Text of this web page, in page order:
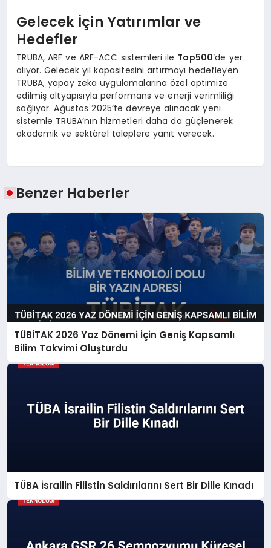
Gelecek İçin Yatırımlar ve
Hedefler
TRUBA, ARF ve ARF-ACC sistemleri ile Top500‘de yer
alıyor. Gelecek yıl kapasitesini artırmayı hedefleyen
TRUBA, yapay zeka uygulamalarına özel optimize
edilmiş altyapısıyla performans ve enerji verimliliği
sağlıyor. Ağustos 2025’te devreye alınacak yeni
sistemle TRUBA’nın hizmetleri daha da güçlenerek
akademik ve sektörel taleplere yanıt verecek.
Benzer Haberler
TÜBİTAK 2026 Yaz Dönemi İçin Geniş Kapsamlı
Bilim Takvimi Oluşturdu
TÜBA İsrailin Filistin Saldırılarını Sert Bir Dille Kınadı